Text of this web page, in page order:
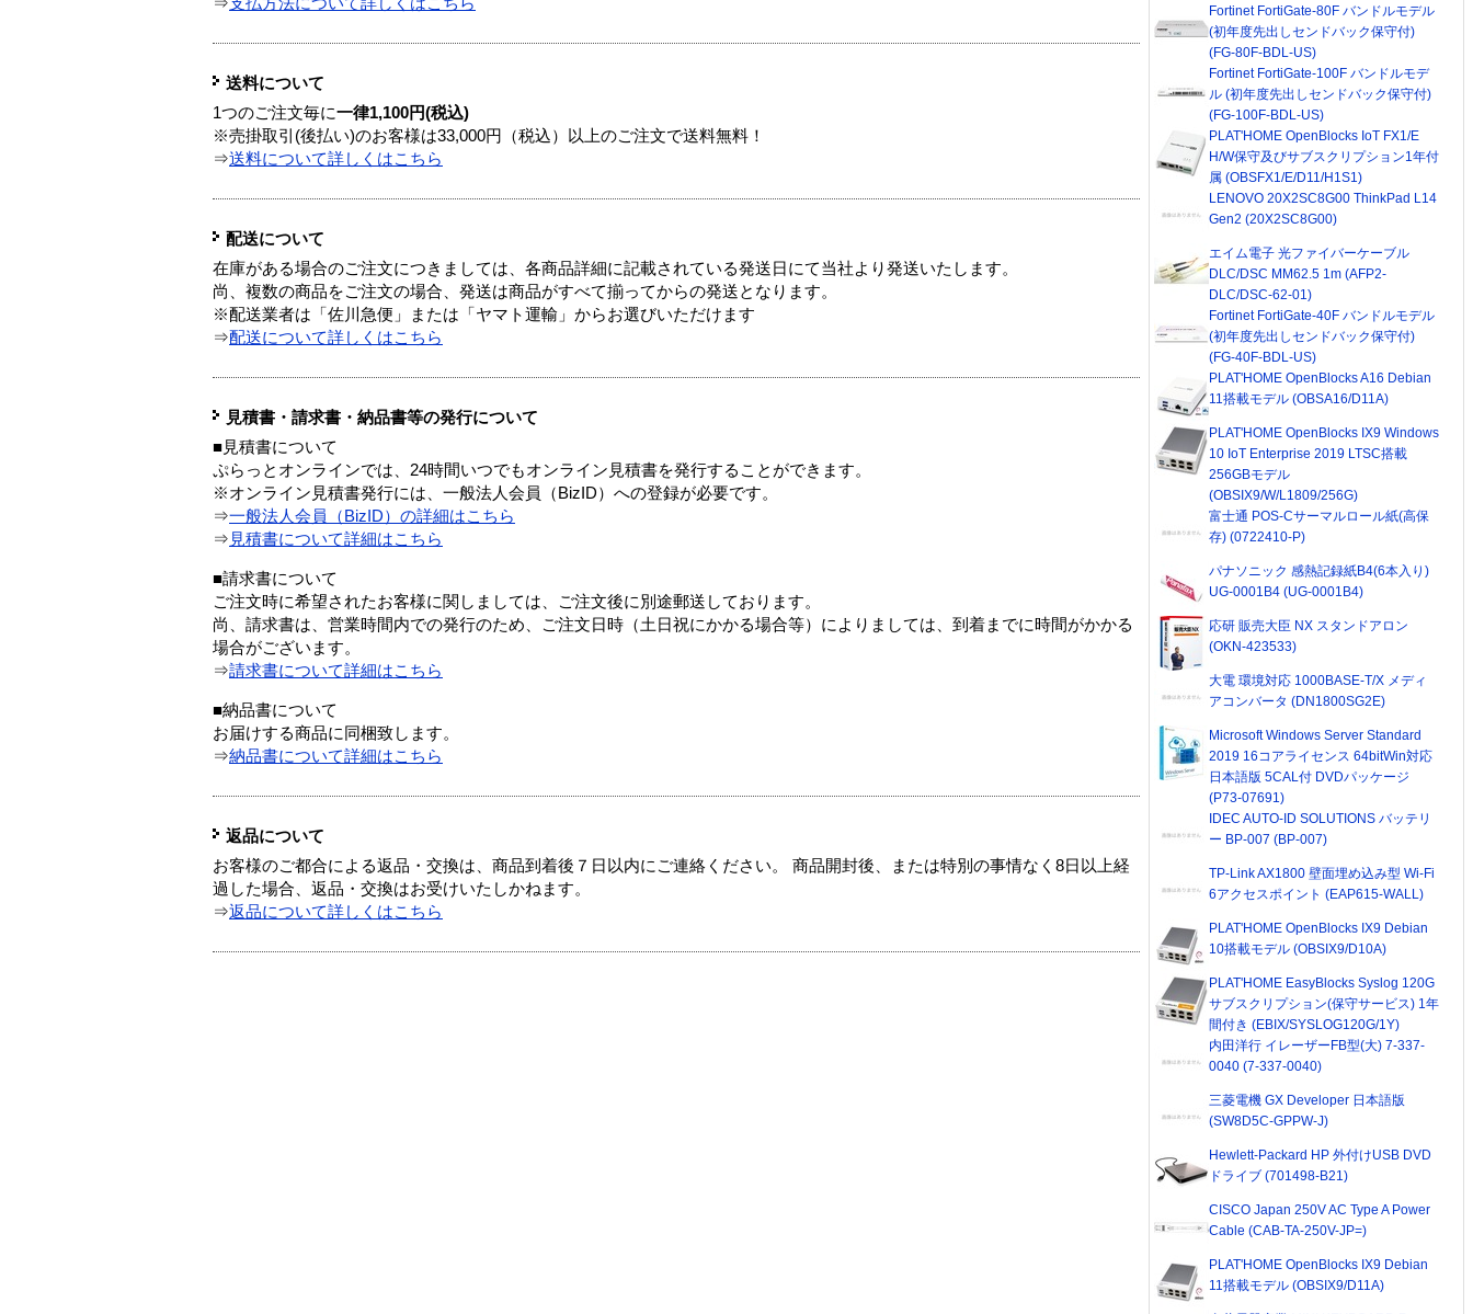
⇒支払方法について詳しくはこちら
送料について
1つのご注文毎に一律1,100円(税込)
※売掛取引(後払い)のお客様は33,000円（税込）以上のご注文で送料無料！
⇒送料について詳しくはこちら
配送について
在庫がある場合のご注文につきましては、各商品詳細に記載されている発送日にて当社より発送いたします。
尚、複数の商品をご注文の場合、発送は商品がすべて揃ってからの発送となります。
※配送業者は「佐川急便」または「ヤマト運輸」からお選びいただけます
⇒配送について詳しくはこちら
見積書・請求書・納品書等の発行について
■見積書について
ぷらっとオンラインでは、24時間いつでもオンライン見積書を発行することができます。
※オンライン見積書発行には、一般法人会員（BizID）への登録が必要です。
⇒一般法人会員（BizID）の詳細はこちら
⇒ 見積書について詳細はこちら
■請求書について
ご注文時に希望されたお客様に関しましては、ご注文後に別途郵送しております。
尚、請求書は、営業時間内での発行のため、ご注文日時（土日祝にかかる場合等）によりましては、到着までに時間がかかる
場合がございます。
⇒請求書について詳細はこちら
■納品書について
お届けする商品に同梱致します。
⇒納品書について詳細はこちら
返品について
お客様のご都合による返品・交換は、商品到着後７日以内にご連絡ください。 商品開封後、または特別の事情なく8日以上経
過した場合、返品・交換はお受けいたしかねます。
⇒返品について詳しくはこちら
Fortinet FortiGate-80F バンドルモデル
(初年度先出しセンドバック保守付)
(FG-80F-BDL-US)
Fortinet FortiGate-100F バンドルモデ
ル (初年度先出しセンドバック保守付)
(FG-100F-BDL-US)
PLAT'HOME OpenBlocks IoT FX1/E
H/W保守及びサブスクリプション1年付
属 (OBSFX1/E/D11/H1S1)
LENOVO 20X2SC8G00 ThinkPad L14
Gen2 (20X2SC8G00)
エイム電子 光ファイバーケーブル
DLC/DSC MM62.5 1m (AFP2-
DLC/DSC-62-01)
Fortinet FortiGate-40F バンドルモデル
(初年度先出しセンドバック保守付)
(FG-40F-BDL-US)
PLAT'HOME OpenBlocks A16 Debian
11搭載モデル (OBSA16/D11A)
PLAT'HOME OpenBlocks IX9 Windows
10 IoT Enterprise 2019 LTSC搭載
256GBモデル
(OBSIX9/W/L1809/256G)
富士通 POS-Cサーマルロール紙(高保
存) (0722410-P)
パナソニック 感熱記録紙B4(6本入り)
UG-0001B4 (UG-0001B4)
応研 販売大臣 NX スタンドアロン
(OKN-423533)
大電 環境対応 1000BASE-T/X メディ
アコンバータ (DN1800SG2E)
Microsoft Windows Server Standard
2019 16コアライセンス 64bitWin対応
日本語版 5CAL付 DVDパッケージ
(P73-07691)
IDEC AUTO-ID SOLUTIONS バッテリ
ー BP-007 (BP-007)
TP-Link AX1800 壁面埋め込み型 Wi-Fi
6アクセスポイント (EAP615-WALL)
PLAT'HOME OpenBlocks IX9 Debian
10搭載モデル (OBSIX9/D10A)
PLAT'HOME EasyBlocks Syslog 120G
サブスクリプション(保守サービス) 1年
間付き (EBIX/SYSLOG120G/1Y)
内田洋行 イレーザーFB型(大) 7-337-
0040 (7-337-0040)
三菱電機 GX Developer 日本語版
(SW8D5C-GPPW-J)
Hewlett-Packard HP 外付けUSB DVD
ドライブ (701498-B21)
CISCO Japan 250V AC Type A Power
Cable (CAB-TA-250V-JP=)
PLAT'HOME OpenBlocks IX9 Debian
11搭載モデル (OBSIX9/D11A)